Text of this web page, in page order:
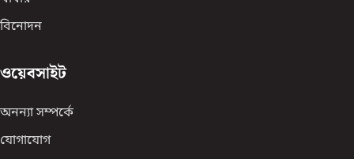
বিনোদন
ওয়েবসাইট
অনন্যা সম্পর্কে
যোগাযোগ